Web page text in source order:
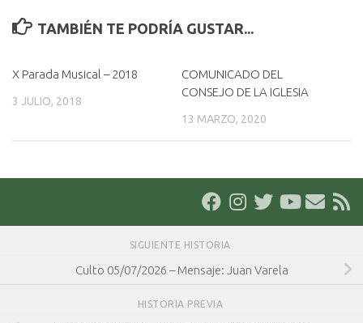
TAMBIÉN TE PODRÍA GUSTAR...
X Parada Musical – 2018
3 JULIO, 2018
COMUNICADO DEL
CONSEJO DE LA IGLESIA
13 MARZO, 2020
SIGUIENTE HISTORIA
Culto 05/07/2026 – Mensaje: Juan Varela
HISTORIA PREVIA